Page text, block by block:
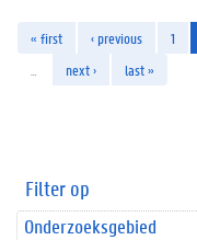
« first ‹ previous 1
next › last »
Filter op
Onderzoeksgebied